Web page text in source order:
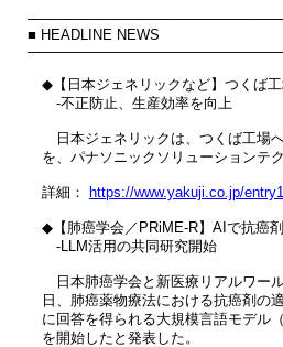
■ HEADLINE NEWS
◆【日本ジェネリックなど】つくば
‐不正防止、生産効率を向上
日本ジェネリックは、つくば工場
を、パナソニックソリューションテ
詳細： https://www.yakuji.co.jp/
◆【肺癌学会／PRiME-R】AIで抗癌
‐LLM活用の共同研究開始
日本肺癌学会と新医療リアルワール
日、肺癌薬物療法における抗癌剤の
に回答を得られる大規模言語モデル
を開始したと発表した。